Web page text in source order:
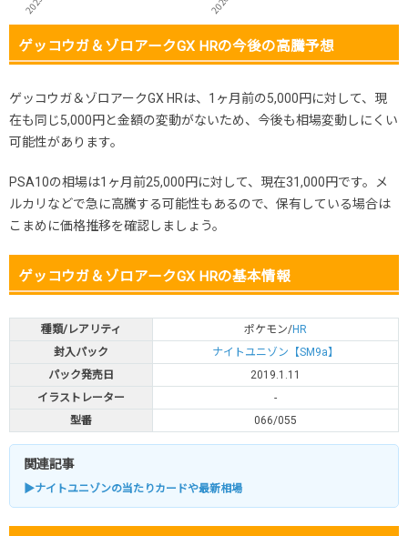
ゲッコウガ＆ゾロアークGX HRの今後の高騰予想
ゲッコウガ＆ゾロアークGX HRは、1ヶ月前の5,000円に対して、現
在も同じ5,000円と金額の変動がないため、今後も相場変動しにくい
可能性があります。
PSA10の相場は1ヶ月前25,000円に対して、現在31,000円です。メ
ルカリなどで急に高騰する可能性もあるので、保有している場合は
こまめに価格推移を確認しましょう。
ゲッコウガ＆ゾロアークGX HRの基本情報
種類/レアリティ ポケモン/HR
封入パック
ナイトユニゾン【SM9a】
パック発売日
2019.1.11
イラストレーター
-
型番
066/055
関連記事
▶ナイトユニゾンの当たりカードや最新相場